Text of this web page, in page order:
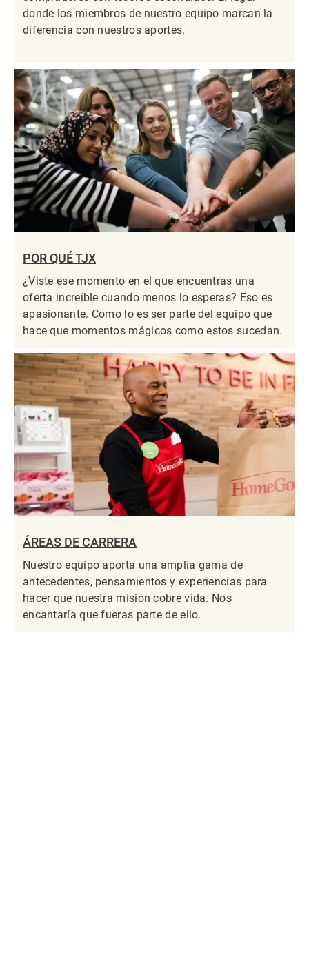
donde los miembros de nuestro equipo marcan la
diferencia con nuestros aportes.
POR QUÉ TJX
¿Viste ese momento en el que encuentras una
oferta increíble cuando menos lo esperas? Eso es
apasionante. Como lo es ser parte del equipo que
hace que momentos mágicos como estos sucedan.
ÁREAS DE CARRERA
Nuestro equipo aporta una amplia gama de
antecedentes, pensamientos y experiencias para
hacer que nuestra misión cobre vida. Nos
encantaría que fueras parte de ello.